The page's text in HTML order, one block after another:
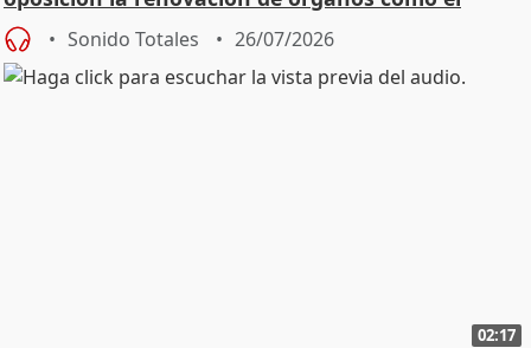
Defensor
Sonido Totales 26/07/2026
02:17